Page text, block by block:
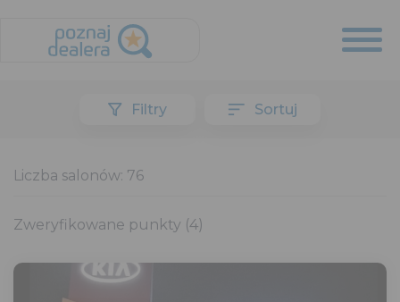
Filtry Sortuj
Liczba salonów: 76
Zweryfikowane punkty (4)